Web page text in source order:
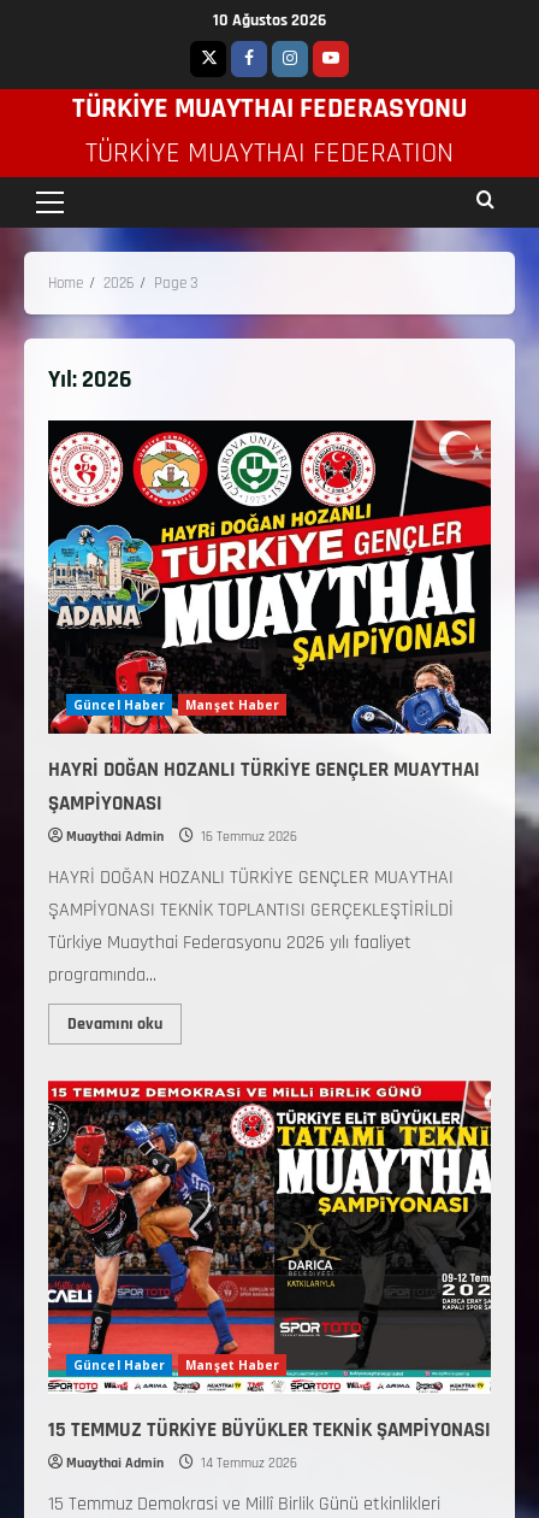
10 Ağustos 2026
TÜRKİYE MUAYTHAI FEDERASYONU
TÜRKIYE MUAYTHAI FEDERATION
Home 2026 Page 3
Yıl:2026
Güncel Haber Manşet Haber
HAYRİ DOĞAN HOZANLI TÜRKİYE GENÇLER MUAYTHAI
ŞAMPİYONASI
Muaythai Admin 16 Temmuz 2026
HAYRİ DOĞAN HOZANLI TÜRKİYE GENÇLER MUAYTHAI
ŞAMPİYONASI TEKNİK TOPLANTISI GERÇEKLEŞTİRİLDİ
Türkiye Muaythai Federasyonu 2026 yılı faaliyet
programında...
Devamını oku
Güncel Haber Manşet Haber
15 TEMMUZ TÜRKİYE BÜYÜKLER TEKNİK ŞAMPİYONASI
Muaythai Admin 14 Temmuz 2026
15 Temmuz Demokrasi ve Millî Birlik Günü etkinlikleri